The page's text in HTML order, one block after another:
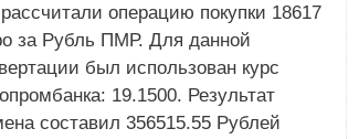
операцию покупки 18617
за Рубль ПМР. Для данной
был использован курс
19.1500. Результат
составил 356515.55 Рублей